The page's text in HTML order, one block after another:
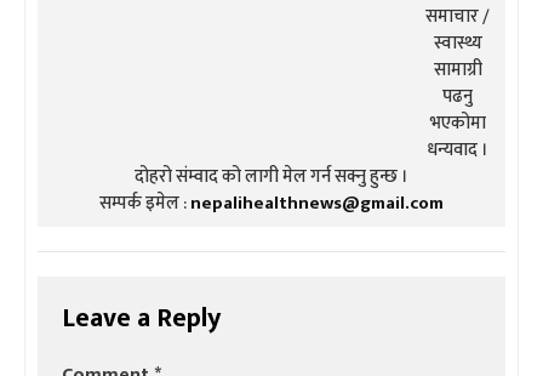
समाचार /
स्वास्थ्य
सामाग्री
पढनु
भएकोमा
धन्यवाद ।
दोहरो संम्वाद को लागी मेल गर्न सक्नु हुन्छ ।
सम्पर्क इमेल :nepalihealthnews@gmail.com
Leave a Reply